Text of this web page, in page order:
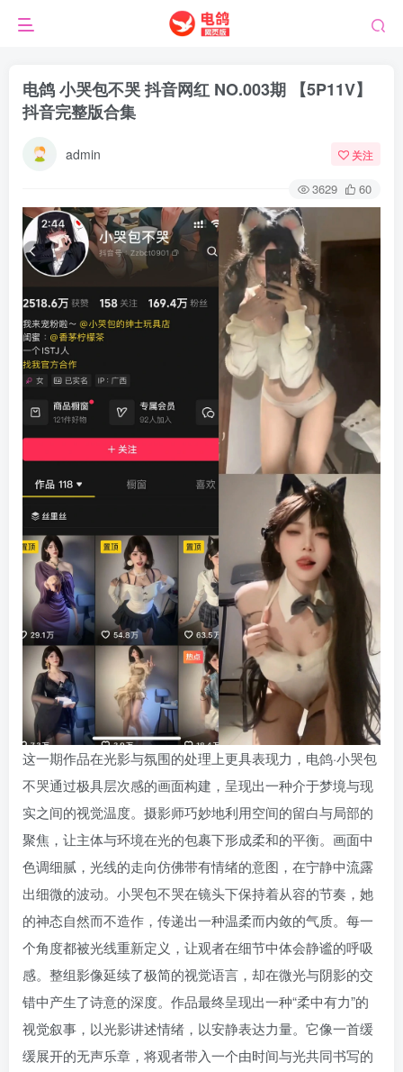
电鸽 小哭包不哭 抖音网红 NO.003期 【5P11V】
抖音完整版合集
admin 关注
3629 60
这一期作品在光影与氛围的处理上更具表现力，电鸽·小哭包
不哭通过极具层次感的画面构建，呈现出一种介于梦境与现
实之间的视觉温度。摄影师巧妙地利用空间的留白与局部的
聚焦，让主体与环境在光的包裹下形成柔和的平衡。画面中
色调细腻，光线的走向仿佛带有情绪的意图，在宁静中流露
出细微的波动。小哭包不哭在镜头下保持着从容的节奏，她
的神态自然而不造作，传递出一种温柔而内敛的气质。每一
个角度都被光线重新定义，让观者在细节中体会静谧的呼吸
感。整组影像延续了极简的视觉语言，却在微光与阴影的交
错中产生了诗意的深度。作品最终呈现出一种“柔中有力”的
视觉叙事，以光影讲述情绪，以安静表达力量。它像一首缓
缓展开的无声乐章，将观者带入一个由时间与光共同书写的